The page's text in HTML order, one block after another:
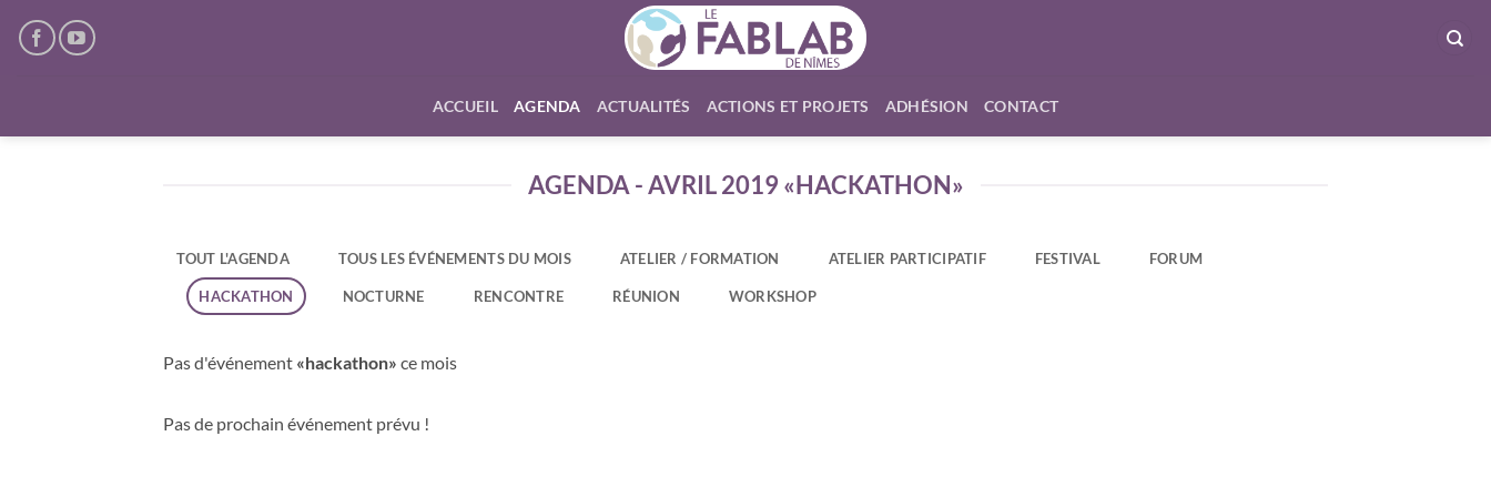
ACCUEIL AGENDA ACTUALITÉS ACTIONS ET PROJETS ADHÉSION CONTACT
AGENDA - AVRIL 2019 «HACKATHON»
TOUT L'AGENDA TOUS LES ÉVÉNEMENTS DU MOIS ATELIER / FORMATION ATELIER PARTICIPATIF FESTIVAL FORUM
HACKATHON NOCTURNE RENCONTRE RÉUNION WORKSHOP
Pas d'événement «hackathon» ce mois
Pas de prochain événement prévu !